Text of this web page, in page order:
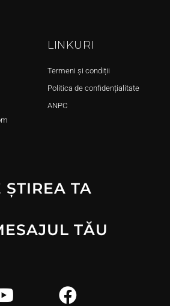
LINKURI
Termeni și condiții
Politica de confidențialitate
ANPC
ȘTIREA TA
TĂU